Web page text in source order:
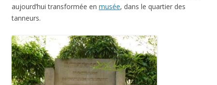
aujourd’hui transformée en musée, dans le quartier des
tanneurs.